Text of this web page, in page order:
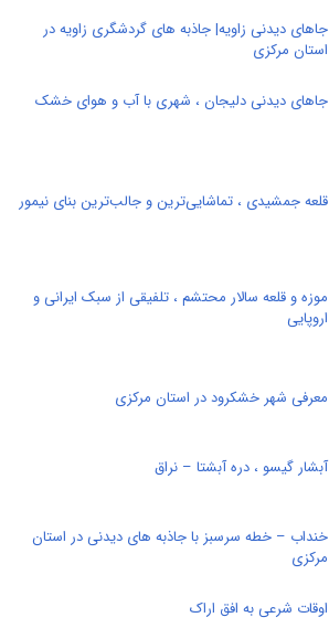
جاهای دیدنی زاویه| جاذبه های گردشگری زاویه در
استان مرکزی
جاهای دیدنی دلیجان ، شهری با آب و هوای خشک
قلعه جمشیدی ، تماشایی‌ترین و جالب‌ترین بنای نیمور
موزه و قلعه سالار محتشم ، تلفیقی از سبک ایرانی و
اروپایی
معرفی شهر خشکرود در استان مرکزی
آبشار گیسو ، دره آبشتا – نراق
خنداب – خطه سرسبز با جاذبه های ديدنی در استان
مرکزی
اوقات شرعی به افق اراک